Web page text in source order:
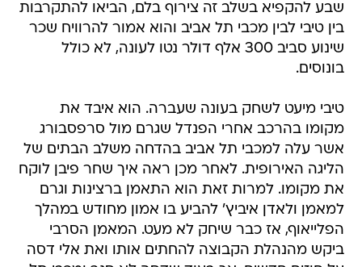
שבע להקפיא בשלב זה צירוף בלם, הביאו להתקרבות
בין טיבי לבין מכבי תל אביב והוא אמור להרוויח שכר
שינוע סביב 300 אלף דולר נטו לעונה, לא כולל
בונוסים.
טיבי מיעט לשחק בעונה שעברה. הוא איבד את
מקומו בהרכב אחרי הפנדל שגרם מול סרפסבורג
אשר עלה למכבי תל אביב בהדחה משלב הבתים של
הליגה האירופית. לאחר מכן ראה איך שחר פיבן לוקח
את מקומו. למרות זאת הוא התאמן ברצינות וגרם
למאמן ולאדן איביץ' להביע בו אמון מחודש במהלך
הפלייאוף, אז כבר שיחק לא מעט. המאמן הסרבי
ביקש מהנהלת הקבוצה להחתים אותו ואת אלי דסה